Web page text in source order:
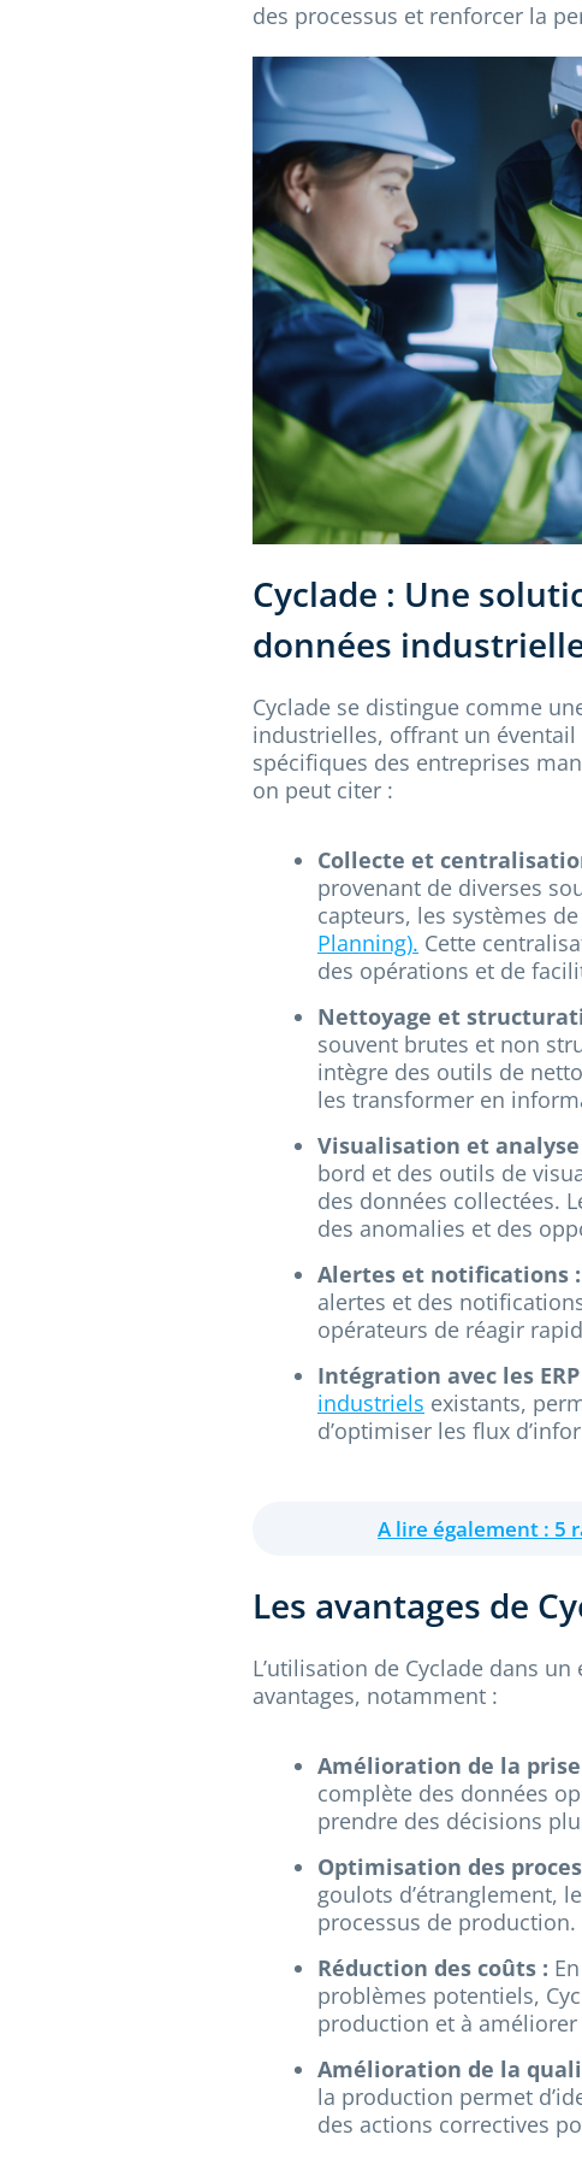
des processus et renforcer la
Cyclade : Une
données
Cyclade se distingue comme
industrielles, offrant un
spécifiques des entreprises
on peut citer :
Collecte et
provenant de diverses
capteurs, les systèmes
Planning). Cette
des opérations et de
Nettoyage et
souvent brutes et non
intègre des outils de
les transformer en
Visualisation et analyse
bord et des outils de
des données collectées.
des anomalies et des
Alertes et notifications :
alertes et des
opérateurs de réagir
Intégration avec les
industriels existants,
d’optimiser les flux
A lire également : 5
Les avantages de
L’utilisation de Cyclade dans
avantages, notamment :
Amélioration de la
complète des données
prendre des décisions
Optimisation des
goulots d’étranglement,
processus de production.
Réduction des coûts :
problèmes potentiels,
production et à
Amélioration de la
la production permet
des actions correctives